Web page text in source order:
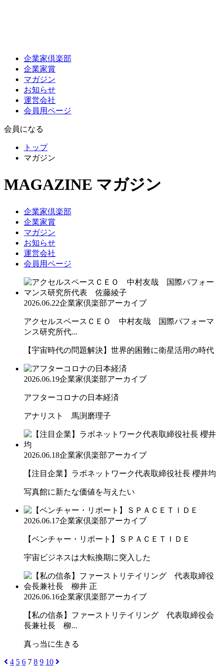
企業家倶楽部
企業家賞
マガジン
お知らせ
運営会社
会員用ページ
会員になる
トップ
マガジン
MAGAZINE マガジン
企業家倶楽部
企業家賞
マガジン
お知らせ
運営会社
会員用ページ
2026.06.22企業家倶楽部アーカイブ
アクセルスペースＣＥＯ 中村友哉 国際パフォーマ
ンス研究所代...
【宇宙時代の問題解決】世界的困難に衛星活用の時代
2026.06.19企業家倶楽部アーカイブ
アフターコロナの日本経済
アナリスト 馬渕磨理子
2026.06.18企業家倶楽部アーカイブ
【注目企業】ラボネットワーク代表取締役社長 櫻井均
写真館に新たな価値を与えたい
2026.06.17企業家倶楽部アーカイブ
【ベンチャー・リポート】ＳＰＡＣＥＴＩＤＥ
宇宙ビジネスは大転換期に突入した
2026.06.16企業家倶楽部アーカイブ
【私の信条】ファーストリテイリング 代表取締役会
長兼社長 柳...
真っ当に生きる
4 5 6 7 8 9 10